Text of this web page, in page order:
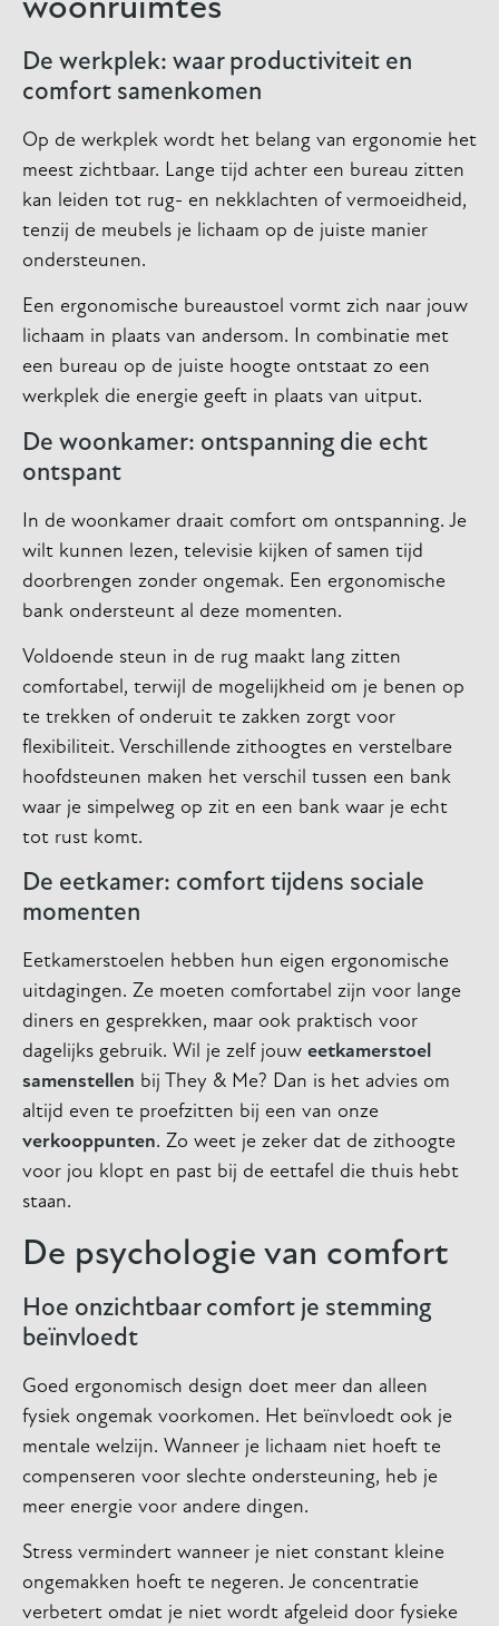
woonruimtes
De werkplek: waar productiviteit en
comfort samenkomen
Op de werkplek wordt het belang van ergonomie het
meest zichtbaar. Lange tijd achter een bureau zitten
kan leiden tot rug- en nekklachten of vermoeidheid,
tenzij de meubels je lichaam op de juiste manier
ondersteunen.
Een ergonomische bureaustoel vormt zich naar jouw
lichaam in plaats van andersom. In combinatie met
een bureau op de juiste hoogte ontstaat zo een
werkplek die energie geeft in plaats van uitput.
De woonkamer: ontspanning die echt
ontspant
In de woonkamer draait comfort om ontspanning. Je
wilt kunnen lezen, televisie kijken of samen tijd
doorbrengen zonder ongemak. Een ergonomische
bank ondersteunt al deze momenten.
Voldoende steun in de rug maakt lang zitten
comfortabel, terwijl de mogelijkheid om je benen op
te trekken of onderuit te zakken zorgt voor
flexibiliteit. Verschillende zithoogtes en verstelbare
hoofdsteunen maken het verschil tussen een bank
waar je simpelweg op zit en een bank waar je echt
tot rust komt.
De eetkamer: comfort tijdens sociale
momenten
Eetkamerstoelen hebben hun eigen ergonomische
uitdagingen. Ze moeten comfortabel zijn voor lange
diners en gesprekken, maar ook praktisch voor
dagelijks gebruik. Wil je zelf jouw eetkamerstoel
samenstellen bij They & Me? Dan is het advies om
altijd even te proefzitten bij een van onze
verkooppunten. Zo weet je zeker dat de zithoogte
voor jou klopt en past bij de eettafel die thuis hebt
staan.
De psychologie van comfort
Hoe onzichtbaar comfort je stemming
beïnvloedt
Goed ergonomisch design doet meer dan alleen
fysiek ongemak voorkomen. Het beïnvloedt ook je
mentale welzijn. Wanneer je lichaam niet hoeft te
compenseren voor slechte ondersteuning, heb je
meer energie voor andere dingen.
Stress vermindert wanneer je niet constant kleine
ongemakken hoeft te negeren. Je concentratie
verbetert omdat je niet wordt afgeleid door fysieke